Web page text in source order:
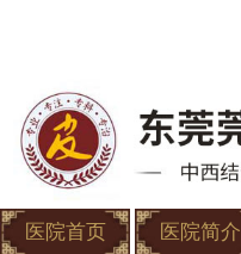
医院首页 医院简介